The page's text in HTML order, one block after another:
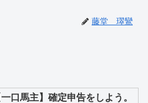
藤堂 璻鸞
一口馬主】確定申告をしよう。